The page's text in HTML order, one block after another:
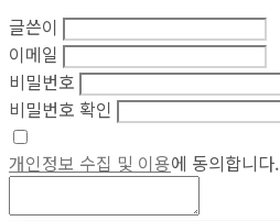
글쓴이
이메일
비밀번호
비밀번호 확인
개인정보 수집 및 이용에 동의합니다.